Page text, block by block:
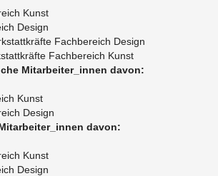
Kunst
Design
Fachbereich Design
Fachbereich Kunst
Mitarbeiter_innen davon:
Kunst
Design
davon:
Kunst
Design